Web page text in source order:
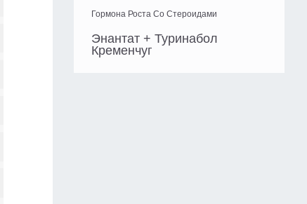
Гормона Роста Со Стероидами
Энантат + Туринабол
Кременчуг